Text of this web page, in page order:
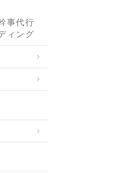
事代行
ィング